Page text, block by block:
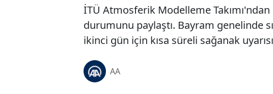
İTÜ Atmosferik Modelleme
durumunu paylaştı. Bayram genelinde
ikinci gün için kısa süreli sağanak
AA